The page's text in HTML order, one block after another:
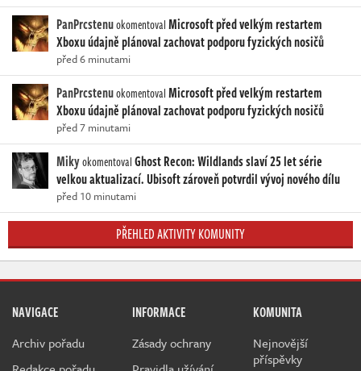
PanPrcstenuokomentovalMicrosoft před velkým restartem
Xboxu údajně plánoval zachovat podporu fyzických nosičů
před 6 minutami
PanPrcstenuokomentovalMicrosoft před velkým restartem
Xboxu údajně plánoval zachovat podporu fyzických nosičů
před 7 minutami
MikyokomentovalGhost Recon: Wildlands slaví 25 let série
velkou aktualizací. Ubisoft zároveň potvrdil vývoj nového dílu
před 10 minutami
PŘEHLED AKTIVITY KOMUNITY
NAVIGACE
Archiv pořadu
INFORMACE
Zásady ochrany
KOMUNITA
Nejnovější
příspěvky